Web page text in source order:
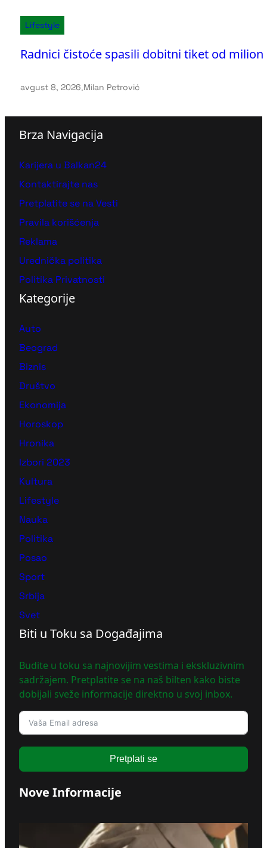
Lifestyle
Radnici čistoće spasili dobitni tiket od milion
avgust 8, 2026.Milan Petrović
Brza Navigacija
Karijera u Balkan24
Kontaktirajte nas
Pretplatite se na Vesti
Pravila korišćenja
Reklama
Urednička politika
Politika Privatnosti
Kategorije
Auto
Beograd
Biznis
Društvo
Ekonomija
Horoskop
Hronika
Izbori 2023
Kultura
Lifestyle
Nauka
Politika
Posao
Sport
Srbija
Svet
Biti u Toku sa Događajima
Budite u toku sa najnovijim vestima i ekskluzivnim
sadržajem. Pretplatite se na naš bilten kako biste
dobijali sveže informacije direktno u svoj inbox.
Pretplati se
Nove Informacije